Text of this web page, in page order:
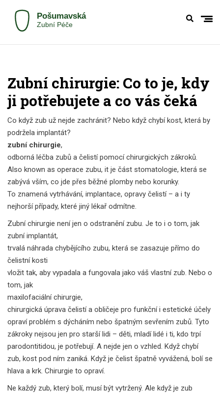
Zubní chirurgie: Co to je, kdy
ji potřebujete a co vás čeká
Co když zub už nejde zachránit? Nebo když chybí kost, která by
podržela implantát?
zubní chirurgie,
odborná léčba zubů a čelistí pomocí chirurgických zákroků.
Also known as operace zubu, it je část stomatologie, která se
zabývá vším, co jde přes běžné plomby nebo korunky.
To znamená vytrhávání, implantace, opravy čelistí – a i ty
nejhorší případy, které jiný lékař odmítne.
Zubní chirurgie není jen o odstranění zubu. Je to i o tom, jak
zubní implantát,
trvalá náhrada chybějícího zubu, která se zasazuje přímo do
čelistní kosti
vložit tak, aby vypadala a fungovala jako váš vlastní zub. Nebo o
tom, jak
maxilofaciální chirurgie,
chirurgická úprava čelistí a obličeje pro funkční i estetické účely
opraví problém s dýcháním nebo špatným sevřením zubů. Tyto
zákroky nejsou jen pro starší lidi – děti, mladí lidé i ti, kdo trpí
parodontitidou, je potřebují. A nejde jen o vzhled. Když chybí
zub, kost pod ním zaniká. Když je čelist špatně vyvážená, bolí se
hlava a krk. Chirurgie to opraví.
Ne každý zub, který bolí, musí být vytržený. Ale když je zub